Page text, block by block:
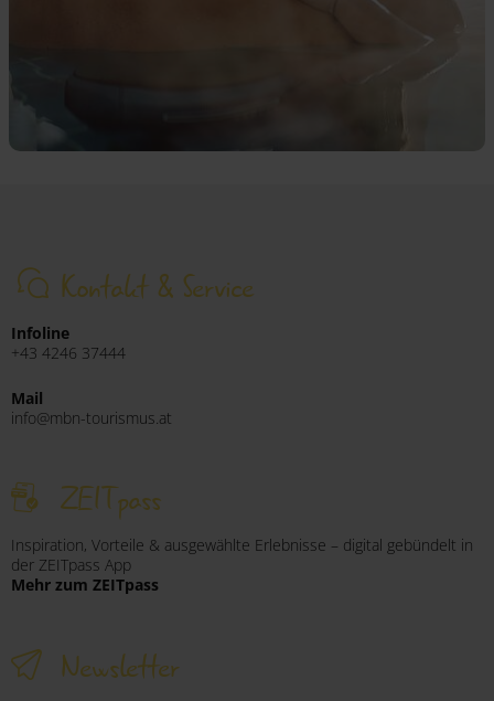
Kontakt & Service
Infoline
+43 4246 37444
Mail
info@mbn-tourismus.at
ZEITpass
Inspiration, Vorteile & ausgewählte Erlebnisse – digital gebündelt in
der ZEITpass App
Mehr zum ZEITpass
Newsletter